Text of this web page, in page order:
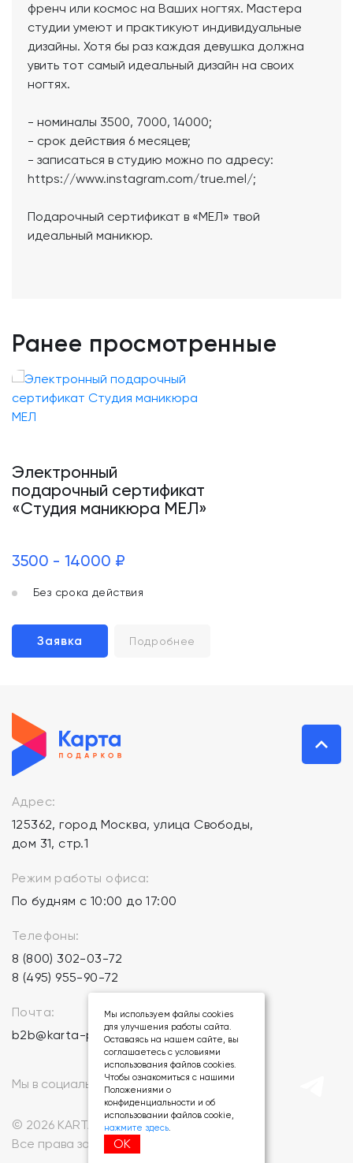
френч или космос на Ваших ногтях. Мастера
студии умеют и практикуют индивидуальные
дизайны. Хотя бы раз каждая девушка должна
увить тот самый идеальный дизайн на своих
ногтях.
- номиналы 3500, 7000, 14000;
- срок действия 6 месяцев;
- записаться в студию можно по адресу:
https://www.instagram.com/true.mel/;
Подарочный сертификат в «МЕЛ» твой
идеальный маникюр.
Ранее просмотренные
Электронный
подарочный сертификат
«Студия маникюра МЕЛ»
3500 - 14000 ₽
Без срока действия
Заявка Подробнее
Адрес:
125362, город Москва, улица Свободы,
дом 31, стр.1
Режим работы офиса:
По будням с 10:00 до 17:00
Телефоны:
8 (800) 302-03-72
8 (495) 955-90-72
Почта:
b2b@karta-podarkov.ru
© 2026 KARTA-PODARKOV.RU.
Все права защищены.
Мы в социальных сетях:
Мы используем файлы cookies
для улучшения работы сайта.
Оставаясь на нашем сайте, вы
соглашаетесь с условиями
использования файлов cookies.
Чтобы ознакомиться с нашими
Положениями о
конфиденциальности и об
использовании файлов cookie,
нажмите здесь.
ОК